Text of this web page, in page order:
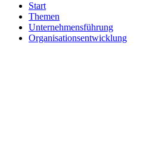
Start
Themen
Unternehmensführung
Organisationsentwicklung